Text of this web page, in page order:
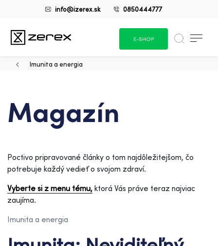
info@izerex.sk 0850444777
E-SHOP
Imunita a energia
Magazín
Poctivo pripravované články o tom najdôležitejšom, čo
potrebuje každý vedieť o svojom zdraví.
Vyberte si z menu tému, ktorá Vás práve teraz najviac
zaujíma.
Imunita a energia